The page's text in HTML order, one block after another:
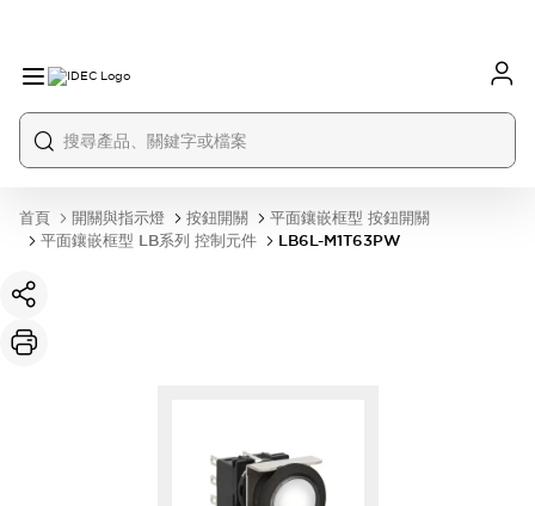
首頁 開關與指示燈 按鈕開關
平面鑲嵌框型 按鈕開關
平面鑲嵌框型 LB系列 控制元件
LB6L-M1T63PW